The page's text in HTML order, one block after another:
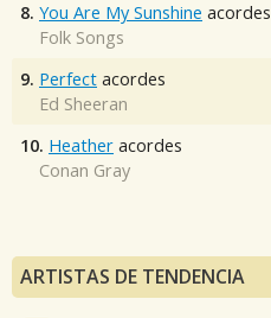
8. You Are My Sunshine acordes
Folk Songs
9. Perfect acordes
Ed Sheeran
10. Heather acordes
Conan Gray
ARTISTAS DE TENDENCIA